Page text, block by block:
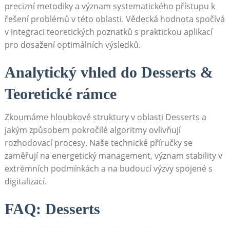
precizní metodiky a význam systematického přístupu k
řešení problémů v této oblasti. Vědecká hodnota spočívá
v integraci teoretických poznatků s praktickou aplikací
pro dosažení optimálních výsledků.
Analytický vhled do Desserts &
Teoretické rámce
Zkoumáme hloubkové struktury v oblasti Desserts a
jakým způsobem pokročilé algoritmy ovlivňují
rozhodovací procesy. Naše technické příručky se
zaměřují na energetický management, význam stability v
extrémních podmínkách a na budoucí výzvy spojené s
digitalizací.
FAQ: Desserts